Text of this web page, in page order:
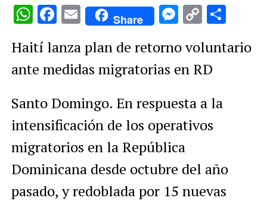
WhatsApp
Facebook
EmailShare
Copy
Haití lanza plan de retorno voluntario
ante medidas migratorias en RD
Santo Domingo. En respuesta a la
intensificación de los operativos
migratorios en la República
Dominicana desde octubre del año
pasado, y redoblada por 15 nuevas